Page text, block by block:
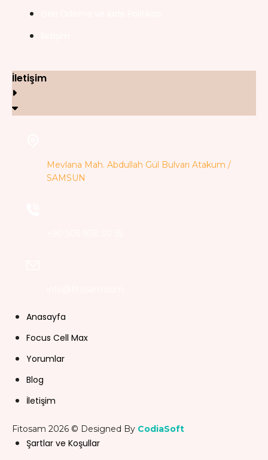
İletişim
Mevlana Mah. Abdullah Gül Bulvarı Atakum /
SAMSUN
Anasayfa
Focus Cell Max
Yorumlar
Blog
İletişim
Fitosam 2026 © Designed By CodiaSoft
Şartlar ve Koşullar